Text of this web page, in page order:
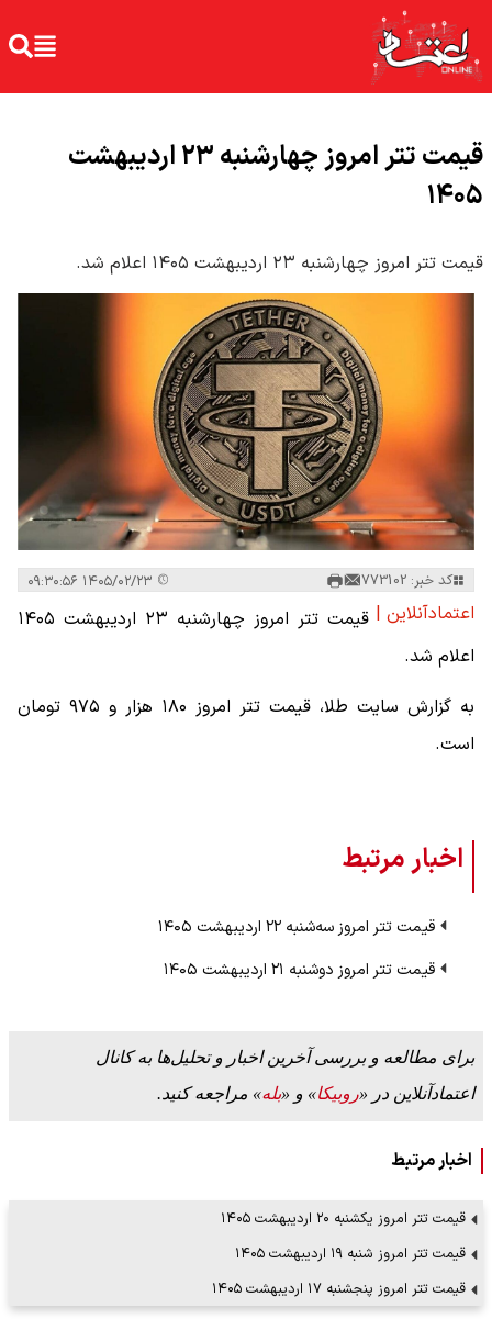
قیمت تتر امروز چهارشنبه ۲۳ اردیبهشت
۱۴۰۵
قیمت تتر امروز چهارشنبه ۲۳ اردیبهشت ۱۴۰۵ اعلام شد.
کد خبر: 773102
اعتمادآنلاین |
قیمت تتر امروز چهارشنبه ۲۳ اردیبهشت ۱۴۰۵
اعلام شد.
به گزارش سایت طلا، قیمت تتر امروز ۱۸۰ هزار و ۹۷۵ تومان
است.
اخبار مرتبط
قیمت تتر امروز سه‌شنبه ۲۲ اردیبهشت ۱۴۰۵
قیمت تتر امروز دوشنبه ۲۱ اردیبهشت ۱۴۰۵
برای مطالعه و بررسی آخرین اخبار و تحلیل‌ها به کانال
اعتمادآنلاین در «روبیکا» و «بله» مراجعه کنید.
اخبار مرتبط
قیمت تتر امروز یکشنبه ۲۰ اردیبهشت ۱۴۰۵
قیمت تتر امروز شنبه ۱۹ اردیبهشت ۱۴۰۵
قیمت تتر امروز پنجشنبه ۱۷ اردیبهشت ۱۴۰۵